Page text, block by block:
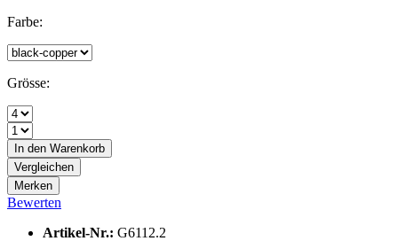
Farbe:
Grösse:
In den Warenkorb
Vergleichen
Merken
Bewerten
Artikel-Nr.: G6112.2